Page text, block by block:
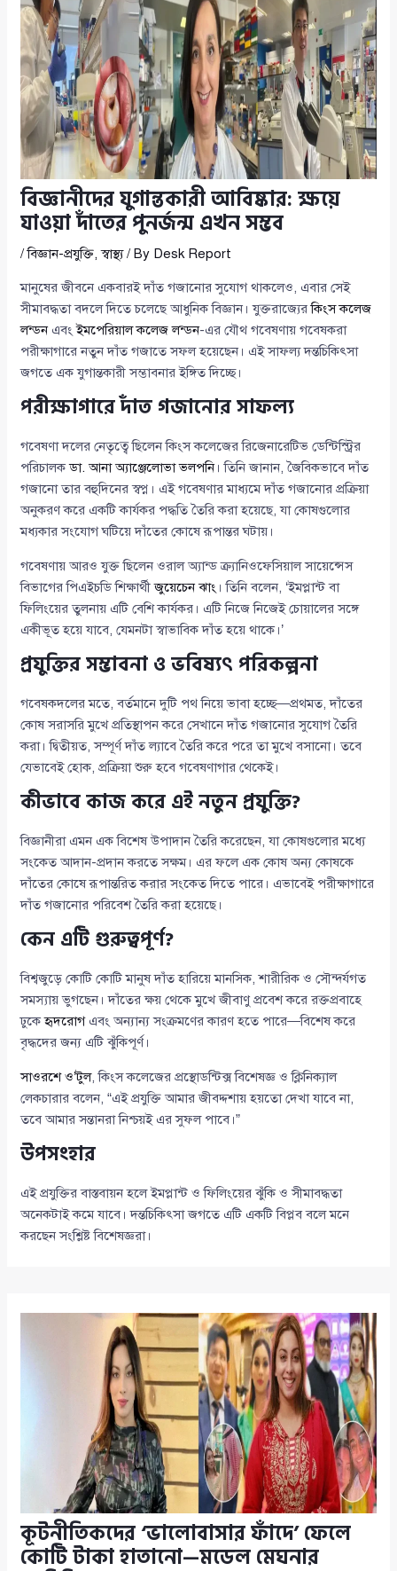
বিজ্ঞানীদের যুগান্তকারী আবিষ্কার: ক্ষয়ে
যাওয়া দাঁতের পুনর্জন্ম এখন সম্ভব
/বিজ্ঞান-প্রযুক্তি,স্বাস্থ্য/ By Desk Report
মানুষের জীবনে একবারই দাঁত গজানোর সুযোগ থাকলেও, এবার সেই
সীমাবদ্ধতা বদলে দিতে চলেছে আধুনিক বিজ্ঞান। যুক্তরাজ্যেরকিংস কলেজ
লন্ডনএবংইমপেরিয়াল কলেজ লন্ডন-এর যৌথ গবেষণায় গবেষকরা
পরীক্ষাগারে নতুন দাঁত গজাতে সফল হয়েছেন। এই সাফল্য দন্তচিকিৎসা
জগতে এক যুগান্তকারী সম্ভাবনার ইঙ্গিত দিচ্ছে।
পরীক্ষাগারে দাঁত গজানোর সাফল্য
গবেষণা দলের নেতৃত্বে ছিলেন কিংস কলেজের রিজেনারেটিভ ডেন্টিস্ট্রির
পরিচালকডা. আনা অ্যাঞ্জেলোভা ভলপনি। তিনি জানান, জৈবিকভাবে দাঁত
গজানো তার বহুদিনের স্বপ্ন। এই গবেষণার মাধ্যমে দাঁত গজানোর প্রক্রিয়া
অনুকরণ করে একটি কার্যকর পদ্ধতি তৈরি করা হয়েছে, যা কোষগুলোর
মধ্যকার সংযোগ ঘটিয়ে দাঁতের কোষে রূপান্তর ঘটায়।
গবেষণায় আরও যুক্ত ছিলেন ওরাল অ্যান্ড ক্র্যানিওফেসিয়াল সায়েন্সেস
বিভাগের পিএইচডি শিক্ষার্থীজুয়েচেন ঝাং । তিনি বলেন, ‘ইমপ্লান্ট বা
ফিলিংয়ের তুলনায় এটি বেশি কার্যকর। এটি নিজে নিজেই চোয়ালের সঙ্গে
একীভূত হয়ে যাবে, যেমনটা স্বাভাবিক দাঁত হয়ে থাকে।’
প্রযুক্তির সম্ভাবনা ও ভবিষ্যৎ পরিকল্পনা
গবেষকদলের মতে, বর্তমানে দুটি পথ নিয়ে ভাবা হচ্ছে—প্রথমত, দাঁতের
কোষ সরাসরি মুখে প্রতিস্থাপন করে সেখানে দাঁত গজানোর সুযোগ তৈরি
করা। দ্বিতীয়ত, সম্পূর্ণ দাঁত ল্যাবে তৈরি করে পরে তা মুখে বসানো। তবে
যেভাবেই হোক, প্রক্রিয়া শুরু হবে গবেষণাগার থেকেই।
কীভাবে কাজ করে এই নতুন প্রযুক্তি?
বিজ্ঞানীরা এমন এক বিশেষ উপাদান তৈরি করেছেন, যা কোষগুলোর মধ্যে
সংকেত আদান-প্রদান করতে সক্ষম। এর ফলে এক কোষ অন্য কোষকে
দাঁতের কোষে রূপান্তরিত করার সংকেত দিতে পারে। এভাবেই পরীক্ষাগারে
দাঁত গজানোর পরিবেশ তৈরি করা হয়েছে।
কেন এটি গুরুত্বপূর্ণ?
বিশ্বজুড়ে কোটি কোটি মানুষ দাঁত হারিয়ে মানসিক, শারীরিক ও সৌন্দর্যগত
সমস্যায় ভুগছেন। দাঁতের ক্ষয় থেকে মুখে জীবাণু প্রবেশ করে রক্তপ্রবাহে
ঢুকেহৃদরোগএবং অন্যান্য সংক্রমণের কারণ হতে পারে—বিশেষ করে
বৃদ্ধদের জন্য এটি ঝুঁকিপূর্ণ।
সাওরশে ও’টুল, কিংস কলেজের প্রস্থোডন্টিক্স বিশেষজ্ঞ ও ক্লিনিক্যাল
লেকচারার বলেন, “এই প্রযুক্তি আমার জীবদ্দশায় হয়তো দেখা যাবে না,
তবে আমার সন্তানরা নিশ্চয়ই এর সুফল পাবে।”
উপসংহার
এই প্রযুক্তির বাস্তবায়ন হলে ইমপ্লান্ট ও ফিলিংয়ের ঝুঁকি ও সীমাবদ্ধতা
অনেকটাই কমে যাবে। দন্তচিকিৎসা জগতে এটি একটি বিপ্লব বলে মনে
করছেন সংশ্লিষ্ট বিশেষজ্ঞরা।
কূটনীতিকদের ‘ভালোবাসার ফাঁদে’ ফেলে
কোটি টাকা হাতানো—মডেল মেঘনার